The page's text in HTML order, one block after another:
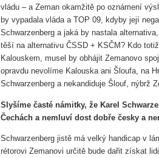
vládu – a Zeman okamžitě po oznámení
by vypadala vláda a TOP 09, kdyby její
Schwarzenberg a jaká by nastala
těší na alternativu ČSSD + KSČM? Kdo
Kalouskem, musel by obhájit Zemanovo
opravdu nevolíme Kalouska ani Šloufa, na
Schwarzenberg a nekandiduje Šlouf, nýbrž
Slyšíme časté námitky, že Karel
Čechách a nemluví dost dobře česky a
Schwarzenberg jistě má velký handicap v
rétorovi Zemanovi určitě bude dařit získat